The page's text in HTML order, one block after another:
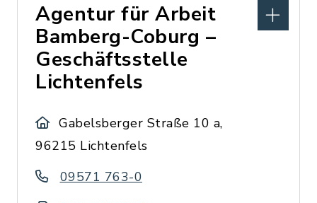
Agentur für Arbeit
Bamberg-Coburg –
Geschäftsstelle
Lichtenfels
Gabelsberger Straße 10 a,
96215 Lichtenfels
09571 763-0